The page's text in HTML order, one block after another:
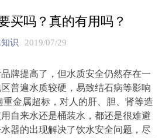
买吗？真的有用吗？
识 2019/07/29
牌提高了，但水质安全仍然存在一
普遍水质较硬，易致结石病等影响
重金属超标，对人的肝、胆、肾等造
自来水还是桶装水，都还是很难避
器的出现解决了饮水安全问题，尽